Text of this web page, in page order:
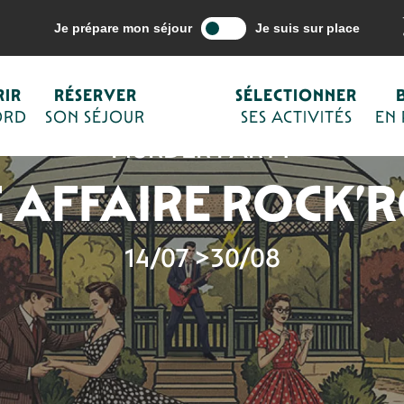
Je prépare mon séjour Je suis sur place
RÉSERVER
SON SÉJOUR
SÉLECTIONNER
SES ACTIVITÉS
EN
MURDER PARTY
AFFAIRE
14/07 >30/08